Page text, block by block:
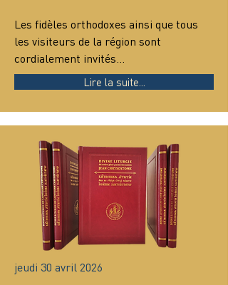
Les fidèles orthodoxes ainsi que tous
les visiteurs de la région sont
cordialement invités…
Lire la suite...
jeudi 30 avril 2026